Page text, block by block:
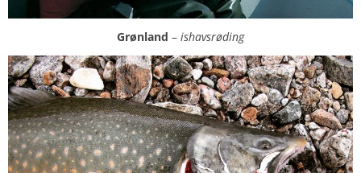
Grønland – ishavsrøding